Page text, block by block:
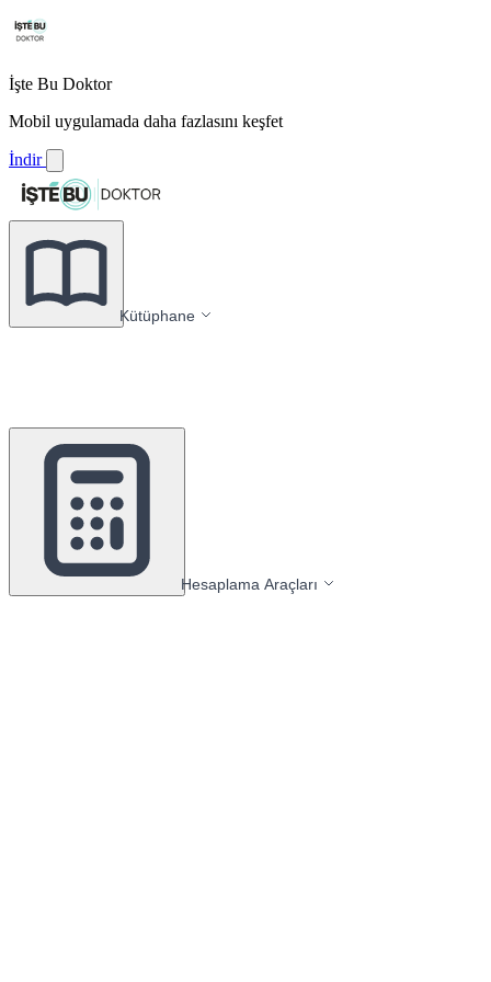
İşte Bu Doktor
Mobil uygulamada daha fazlasını keşfet
İndir
Kütüphane
Hesaplama Araçları